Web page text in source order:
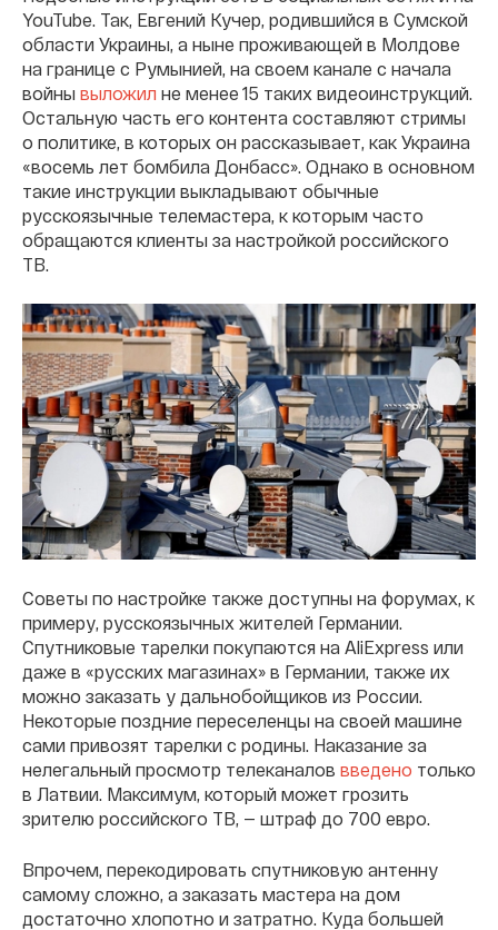
YouTube. Так, Евгений Кучер, родившийся в Сумской
области Украины, а ныне проживающей в Молдове
на границе с Румынией, на своем канале с начала
войны выложил не менее 15 таких видеоинструкций.
Остальную часть его контента составляют стримы
о политике, в которых он рассказывает, как Украина
«восемь лет бомбила Донбасс». Однако в основном
такие инструкции выкладывают обычные
русскоязычные телемастера, к которым часто
обращаются клиенты за настройкой российского
ТВ.
Советы по настройке также доступны на форумах, к
примеру, русскоязычных жителей Германии.
Спутниковые тарелки покупаются на AliExpress или
даже в «русских магазинах» в Германии, также их
можно заказать у дальнобойщиков из России.
Некоторые поздние переселенцы на своей машине
сами привозят тарелки с родины. Наказание за
нелегальный просмотр телеканалов введено только
в Латвии. Максимум, который может грозить
зрителю российского ТВ, — штраф до 700 евро.
Впрочем, перекодировать спутниковую антенну
самому сложно, а заказать мастера на дом
достаточно хлопотно и затратно. Куда большей